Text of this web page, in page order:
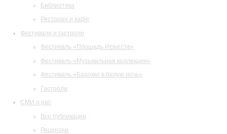
Библиотека
Ресторан и кафе
Фестивали и гастроли
Фестиваль «Площадь Искусств»
Фестиваль «Музыкальная коллекция»
Фестиваль «Барокко в белую ночь»
Гастроли
СМИ о нас
Все публикации
Рецензии